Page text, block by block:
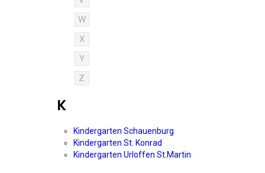
W
X
Y
Z
K
Kindergarten Schauenburg
Kindergarten St. Konrad
Kindergarten Urloffen St.Martin